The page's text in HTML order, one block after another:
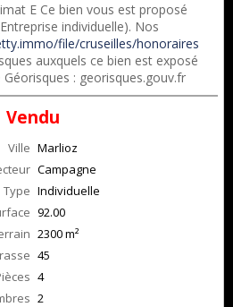
E Ce bien vous est proposé
individuelle). Nos
file/cruseilles/honoraires
auxquels ce bien est exposé
: georisques.gouv.fr
Vendu
Ville Marlioz
Campagne
Type Individuelle
92.00
2300 m²
45
4
2